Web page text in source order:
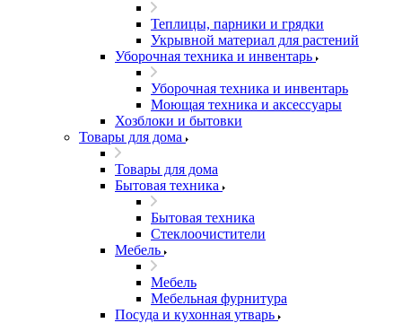
Теплицы, парники и грядки
Укрывной материал для растений
Уборочная техника и инвентарь
Уборочная техника и инвентарь
Моющая техника и аксессуары
Хозблоки и бытовки
Товары для дома
Товары для дома
Бытовая техника
Бытовая техника
Стеклоочистители
Мебель
Мебель
Мебельная фурнитура
Посуда и кухонная утварь